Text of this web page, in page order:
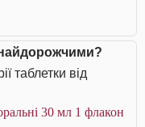
найдорожчими?
таблетки від
30 мл 1 флакон